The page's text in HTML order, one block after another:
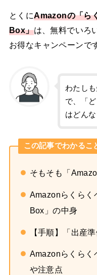
とくにAmazonの「ら
Box」は、無料でいろ
お得なキャンペーンで
わたし
で、「
はどん
この記事でわかるこ
そもそも「
Amazonらくらく
Box」の中身
【手順】「出産
Amazonらくらく
や注意点